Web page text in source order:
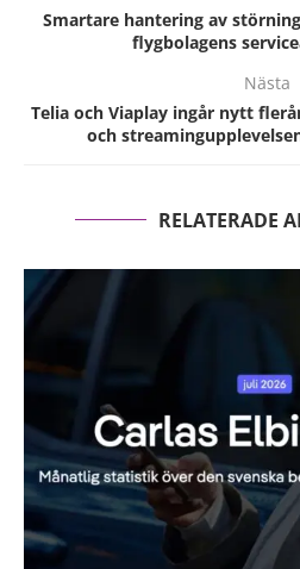
Smartare hantering av
flygbolagens
Nästa
Telia och Viaplay ingår nytt
och
RELATERADE